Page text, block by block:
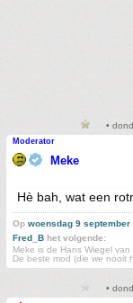
•
Moderator
Meke
Hè bah, wat een
Op woensdag 9 september
Fred_B het volgende:
Meke is de Hans Wiegel van
De beste mod (die we nooit
•